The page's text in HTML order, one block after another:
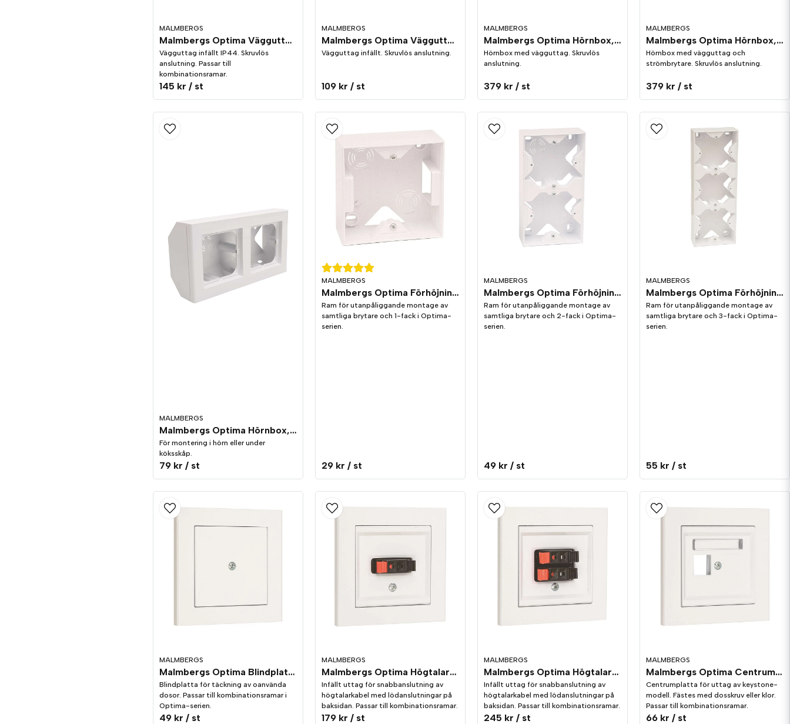
MALMBERGS
Malmbergs Optima Vägguttag 1-Vägs IP44 Vit
Vägguttag infällt IP44. Skruvlös
anslutning. Passar till
kombinationsramar.
145 kr / st
MALMBERGS
Malmbergs Optima Vägguttag 2-Vägs Vit
Vägguttag infällt. Skruvlös anslutning.
109 kr / st
MALMBERGS
Malmbergs Optima Hörnbox, komplett, 2 st uttag vit
Hörnbox med vägguttag. Skruvlös
anslutning.
379 kr / st
MALMBERGS
Malmbergs Optima Hörnbox, komplett, uttag + brytare vit
Hörnbox med vägguttag och
strömbrytare. Skruvlös anslutning.
379 kr / st
MALMBERGS
Malmbergs Optima Hörnbox, 2-vägs vit
För montering i hörn eller under
köksskåp.
79 kr / st
MALMBERGS
Malmbergs Optima Förhöjningsram 1-fack vit
Ram för utanpåliggande montage av
samtliga brytare och 1-fack i Optima-
serien.
29 kr / st
MALMBERGS
Malmbergs Optima Förhöjningsram 2-fack vit
Ram för utanpåliggande montage av
samtliga brytare och 2-fack i Optima-
serien.
49 kr / st
MALMBERGS
Malmbergs Optima Förhöjningsram 3-fack vit
Ram för utanpåliggande montage av
samtliga brytare och 3-fack i Optima-
serien.
55 kr / st
MALMBERGS
Malmbergs Optima Blindplatta vit
Blindplatta för täckning av oanvända
dosor. Passar till kombinationsramar i
Optima-serien.
49 kr / st
MALMBERGS
Malmbergs Optima Högtalaruttag 1-Vägs Vit
Infällt uttag för snabbanslutning av
högtalarkabel med lödanslutningar på
baksidan. Passar till kombinationsramar.
179 kr / st
MALMBERGS
Malmbergs Optima Högtalaruttag 2-Vägs Vit
Infällt uttag för snabbanslutning av
högtalarkabel med lödanslutningar på
baksidan. Passar till kombinationsramar.
245 kr / st
MALMBERGS
Malmbergs Optima Centrumplatta keystone rak, 1-vägs Vit
Centrumplatta för uttag av keystone-
modell. Fästes med dosskruv eller klor.
Passar till kombinationsramar.
66 kr / st